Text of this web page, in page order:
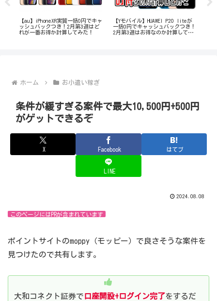
【au】iPhoneXR実質一括0円でキャ
ッシュバックつき！2月第3週はど
れが一番お得か計算してみた！
【Yモバイル】HUAWEI P20 liteが
一括0円でキャッシュバックつき！
2月第3週はお得なのか計算してみ
ホーム お小遣い稼ぎ
条件が緩すぎる案件で最大10,500円+500円
がゲットできるぞ
X Facebook はてブ
LINE
2024.08.08
このページにはPRが含まれています
ポイントサイトのmoppy（モッピー）で良さそうな案件を
見つけたので共有します。
大和コネクト証券で 口座開設+ログイン完了をするだ